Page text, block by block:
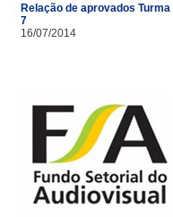
Relação de aprovados Turma
7
16/07/2014